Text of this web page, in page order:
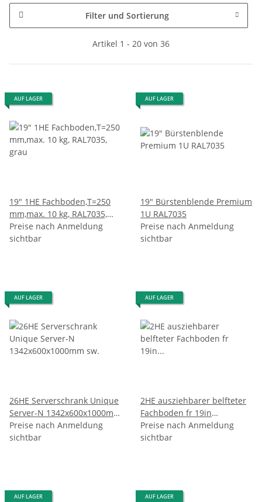
Filter und Sortierung
Artikel 1 - 20 von 36
AUF LAGER
19" 1HE Fachboden,T=250
mm,max. 10 kg, RAL7035,
grau
Preise nach Anmeldung
sichtbar
AUF LAGER
19" Bürstenblende Premium
1U RAL7035
Preise nach Anmeldung
sichtbar
AUF LAGER
26HE Serverschrank Unique
Server-N 1342x600x1000mm
sw.
Preise nach Anmeldung
sichtbar
AUF LAGER
2HE ausziehbarer belfteter
Fachboden fr 19in
Serverschrank mit
Kabelfhrung / verstellbarer
Preise nach Anmeldung
sichtbar
AUF LAGER AUF LAGER